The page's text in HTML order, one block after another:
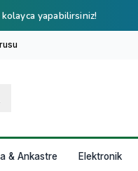
yapabilirsiniz!
& Ankastre Elektronik